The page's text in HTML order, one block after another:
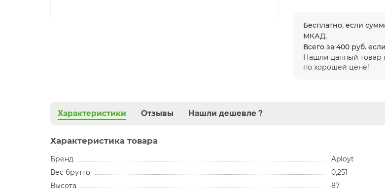
Бесплатно, если
МКАД.
Всего за 400 руб.
Нашли данный товар
по хорошей цене!
Характеристики Отзывы Нашли дешевле ?
Характеристика товара
Бренд
Aployt
Вес брутто
0,251
Высота
87